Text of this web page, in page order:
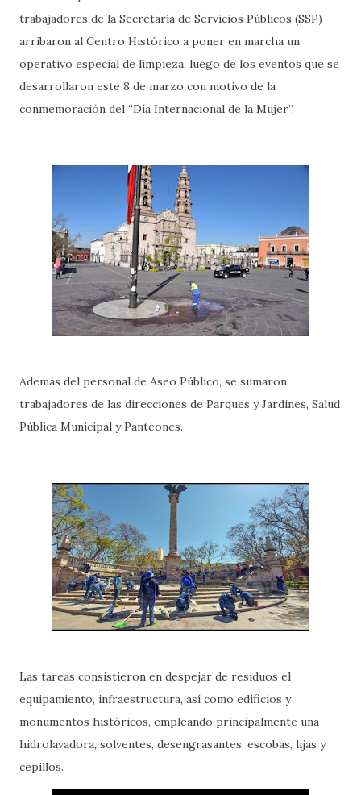
trabajadores de la Secretaría de Servicios Públicos (SSP)
arribaron al Centro Histórico a poner en marcha un
operativo especial de limpieza, luego de los eventos que se
desarrollaron este 8 de marzo con motivo de la
conmemoración del “Día Internacional de la Mujer”.
Además del personal de Aseo Público, se sumaron
trabajadores de las direcciones de Parques y Jardines, Salud
Pública Municipal y Panteones.
Las tareas consistieron en despejar de residuos el
equipamiento, infraestructura, así como edificios y
monumentos históricos, empleando principalmente una
hidrolavadora, solventes, desengrasantes, escobas, lijas y
cepillos.